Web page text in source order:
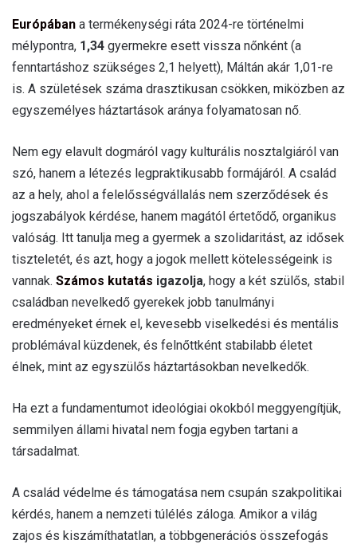
Európában a termékenységi ráta 2024-re történelmi
mélypontra, 1,34 gyermekre esett vissza nőnként (a
fenntartáshoz szükséges 2,1 helyett), Máltán akár 1,01-re
is. A születések száma drasztikusan csökken, miközben az
egyszemélyes háztartások aránya folyamatosan nő.
Nem egy elavult dogmáról vagy kulturális nosztalgiáról van
szó, hanem a létezés legpraktikusabb formájáról. A család
az a hely, ahol a felelősségvállalás nem szerződések és
jogszabályok kérdése, hanem magától értetődő, organikus
valóság. Itt tanulja meg a gyermek a szolidaritást, az idősek
tiszteletét, és azt, hogy a jogok mellett kötelességeink is
vannak. Számos kutatás igazolja, hogy a két szülős, stabil
családban nevelkedő gyerekek jobb tanulmányi
eredményeket érnek el, kevesebb viselkedési és mentális
problémával küzdenek, és felnőttként stabilabb életet
élnek, mint az egyszülős háztartásokban nevelkedők.
Ha ezt a fundamentumot ideológiai okokból meggyengítjük,
semmilyen állami hivatal nem fogja egyben tartani a
társadalmat.
A család védelme és támogatása nem csupán szakpolitikai
kérdés, hanem a nemzeti túlélés záloga. Amikor a világ
zajos és kiszámíthatatlan, a többgenerációs összefogás